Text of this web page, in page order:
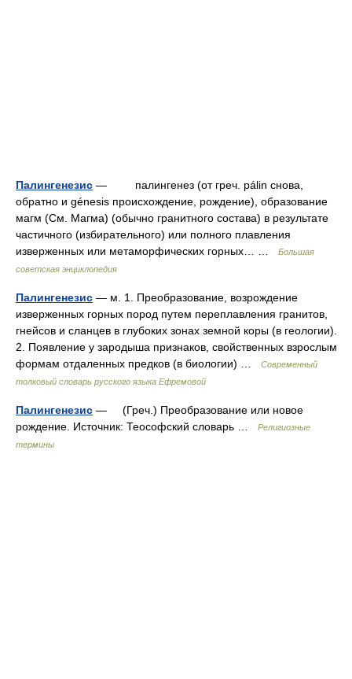
Палингенезис — палингенез (от греч. pálin снова,
обратно и génesis происхождение, рождение), образование
магм (См. Магма) (обычно гранитного состава) в результате
частичного (избирательного) или полного плавления
изверженных или метаморфических горных… …
Большая
советская энциклопедия
Палингенезис — м. 1. Преобразование, возрождение
изверженных горных пород путем переплавления гранитов,
гнейсов и сланцев в глубоких зонах земной коры (в геологии).
2. Появление у зародыша признаков, свойственных взрослым
формам отдаленных предков (в биологии) …
Современный
толковый словарь русского языка Ефремовой
Палингенезис — (Греч.) Преобразование или новое
рождение. Источник: Теософский словарь …
Религиозные
термины